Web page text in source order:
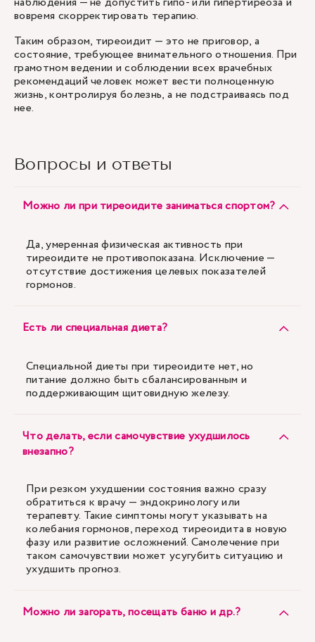
вовремя скорректировать терапию.
Таким образом, тиреоидит — это не приговор, а
состояние, требующее внимательного отношения. При
грамотном ведении и соблюдении всех врачебных
рекомендаций человек может вести полноценную
жизнь, контролируя болезнь, а не подстраиваясь под
нее.
Вопросы и ответы
Можно ли при тиреоидите заниматься спортом?
Да, умеренная физическая активность при
тиреоидите не противопоказана. Исключение —
отсутствие достижения целевых показателей
гормонов.
Есть ли специальная диета?
Специальной диеты при тиреоидите нет, но
питание должно быть сбалансированным и
поддерживающим щитовидную железу.
Что делать, если самочувствие ухудшилось
внезапно?
При резком ухудшении состояния важно сразу
обратиться к врачу — эндокринологу или
терапевту. Такие симптомы могут указывать на
колебания гормонов, переход тиреоидита в новую
фазу или развитие осложнений. Самолечение при
таком самочувствии может усугубить ситуацию и
ухудшить прогноз.
Можно ли загорать, посещать баню и др.?